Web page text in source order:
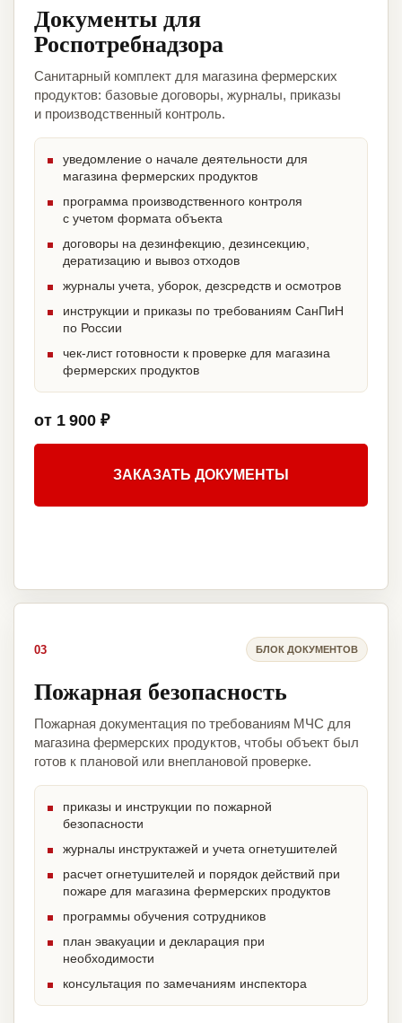
Документы для
Роспотребнадзора
Санитарный комплект для магазина фермерских
продуктов: базовые договоры, журналы, приказы
и производственный контроль.
уведомление о начале деятельности для
магазина фермерских продуктов
программа производственного контроля
с учетом формата объекта
договоры на дезинфекцию, дезинсекцию,
дератизацию и вывоз отходов
журналы учета, уборок, дезсредств и осмотров
инструкции и приказы по требованиям СанПиН
по России
чек-лист готовности к проверке для магазина
фермерских продуктов
от 1 900 ₽
ЗАКАЗАТЬ ДОКУМЕНТЫ
03 БЛОК ДОКУМЕНТОВ
Пожарная безопасность
Пожарная документация по требованиям МЧС для
магазина фермерских продуктов, чтобы объект был
готов к плановой или внеплановой проверке.
приказы и инструкции по пожарной
безопасности
журналы инструктажей и учета огнетушителей
расчет огнетушителей и порядок действий при
пожаре для магазина фермерских продуктов
программы обучения сотрудников
план эвакуации и декларация при
необходимости
консультация по замечаниям инспектора